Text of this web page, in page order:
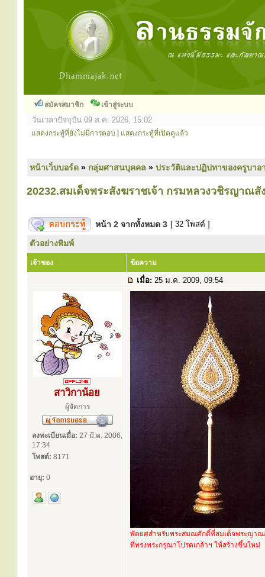
สมัครสมาชิก เข้าสู่ระบบ
วันเวลาปัจจุบัน 09 ส.ค. 2026, 15:02
แสดงกระทู้ที่ยังไม่มีการตอบ แสดงกระทู้ที่เปิดดูแล้ว
หน้าเว็บบอร์ด » กลุ่มศาสนบุคคล » ประวัติและปฏิปทาของครูบาอ
20232.สมเด็จพระสังฆราชเจ้า กรมหลวงวชิรญาณ
หน้า 2 จากทั้งหมด 3 [ 32 โพสต์ ]
ตัวอย่างพิมพ์
เจ้าของ ข้อความ
เมื่อ: 25 ม.ค. 2009, 09:54
สาวิกาน้อย
ผู้จัดการ
ลงทะเบียนเมื่อ: 27 มี.ค. 2006,
17:34
โพสต์: 8171
อายุ: 0
พัดยศสำหรับพระสมณศักดิ์ที่สมเด็จพระญาณ
ที่ทรงพระกรุณาโปรดเกล้าฯ ให้สร้างขึ้นใหม่